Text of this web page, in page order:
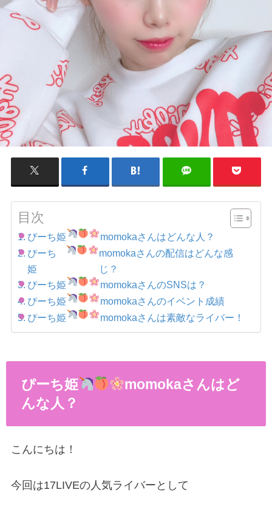
目次
ぴーち姫
momokaさんはどんな人？
ぴーち
姫
momokaさんの配信はどんな感
じ？
ぴーち姫
momokaさんのSNSは？
ぴーち姫
momokaさんのイベント成績
ぴーち姫
momokaさんは素敵なライバー！
ぴーち姫
momokaさんはど
んな人？
こんにちは！
今回は17LIVEの人気ライバーとして